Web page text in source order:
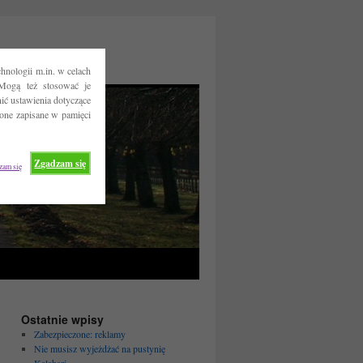
m.in. w celach
też stosować je
ustawienia dotyczące
zapisane w pamięci
Zgadzam się
się
Ostatnie wpisy
Zabezpieczone: reklamy
Nie musisz wyjeżdżać na pustynię